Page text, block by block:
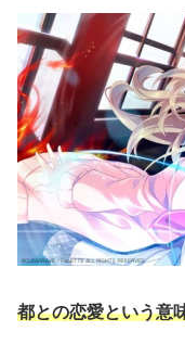
都との恋愛という意